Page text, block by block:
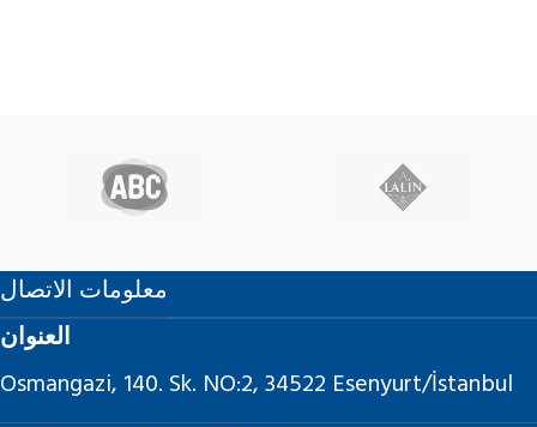
معلومات الاتصال
العنوان
Osmangazi, 140. Sk. NO:2, 34522 Esenyurt/İstanbul